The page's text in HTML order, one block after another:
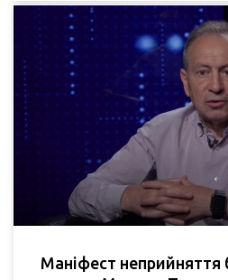
Маніфест неприйняття